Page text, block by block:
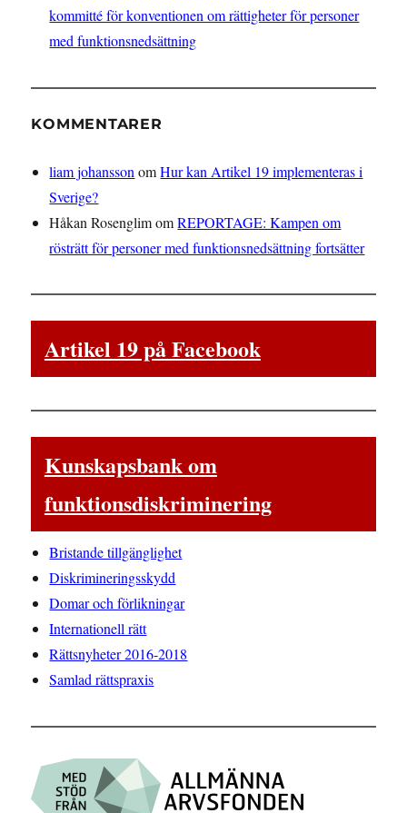
kommitté för konventionen om rättigheter för personer
med funktionsnedsättning
KOMMENTARER
liam johansson omHur kan Artikel 19 implementeras i
Sverige?
Håkan RosenglimomREPORTAGE: Kampen om
rösträtt för personer med funktionsnedsättning fortsätter
Artikel 19 på Facebook
Kunskapsbank om
funktionsdiskriminering
Bristande tillgänglighet
Diskrimineringsskydd
Domar och förlikningar
Internationell rätt
Rättsnyheter 2016-2018
Samlad rättspraxis